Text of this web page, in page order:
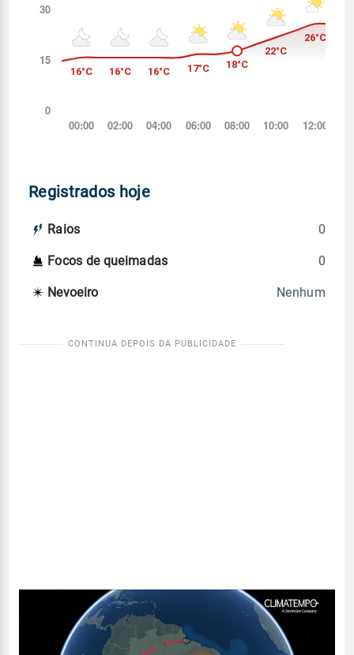
Registrados hoje
Raios 0
Focos de queimadas 0
Nevoeiro Nenhum